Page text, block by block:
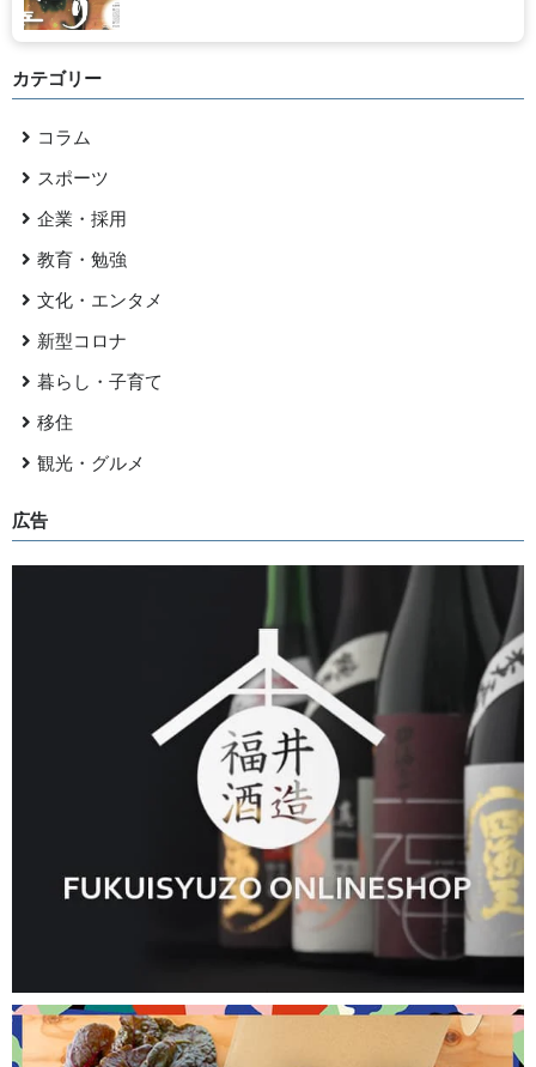
カテゴリー
コラム
スポーツ
企業・採用
教育・勉強
文化・エンタメ
新型コロナ
暮らし・子育て
移住
観光・グルメ
広告